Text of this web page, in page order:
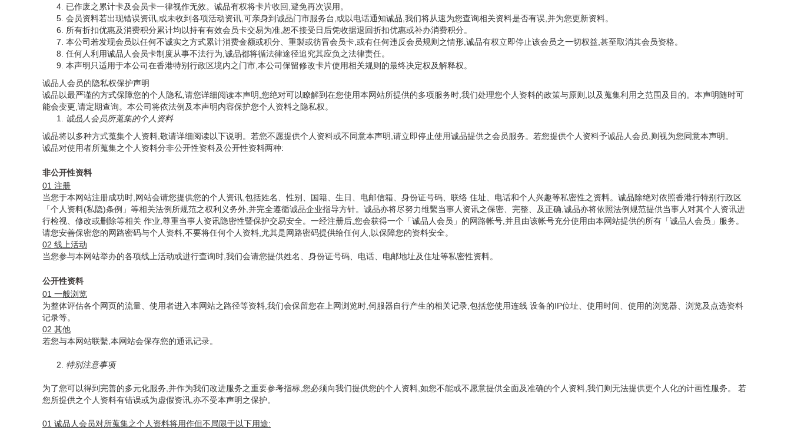
已作废之累计卡及会员卡一律视作无效。诚品有权将卡片收回,避免再次误用。
会员资料若出现错误资讯,或未收到各项活动资讯,可亲身到诚品门市服务台,或以电话通知诚品,我们将从速为您查询相关资料是否有误,并为您更新资料。
所有折扣优惠及消费积分累计均以持有有效会员卡交易为准,恕不接受日后凭收据退回折扣优惠或补办消费积分。
本公司若发现会员以任何不诚实之方式累计消费金额或积分、重製或彷冒会员卡,或有任何违反会员规则之情形,诚品有权立即停止该会员之一切权益,甚至取消其会员资格。
任何人利用诚品人会员卡制度从事不法行为,诚品都将循法律途径追究其应负之法律责任。
本声明只适用于本公司在香港特别行政区境内之门市,本公司保留修改卡片使用相关规则的最终决定权及解释权。
诚品人会员的隐私权保护声明
诚品以最严谨的方式保障您的个人隐私,请您详细阅读本声明,您绝对可以瞭解到在您使用本网站所提供的多项服务时,我们处理您个人资料的政策与原则,以及蒐集利用之范围及目的。本声明随时可
能会变更,请定期查询。本公司将依法例及本声明内容保护您个人资料之隐私权。
诚品人会员所蒐集的个人资料
诚品将以多种方式蒐集个人资料,敬请详细阅读以下说明。若您不愿提供个人资料或不同意本声明,请立即停止使用诚品提供之会员服务。若您提供个人资料予诚品人会员,则视为您同意本声明。
诚品对使用者所蒐集之个人资料分非公开性资料及公开性资料两种:
非公开性资料
01 注册
当您于本网站注册成功时,网站会请您提供您的个人资讯,包括姓名、性别、国籍、生日、电邮信箱、身份证号码、联络 住址、电话和个人兴趣等私密性之资料。诚品除绝对依照香港行特别行政区
「个人资料(私隐)条例」等相关法例所规范之权利义务外,并完全遵循诚品企业指导方针。诚品亦将尽努力维繫当事人资讯之保密、完整、及正确,诚品亦将依照法例规范提供当事人对其个人资讯进
行检视、修改或删除等相关 作业,尊重当事人资讯隐密性暨保护交易安全。一经注册后,您会获得一个「诚品人会员」的网路帐号,并且由该帐号充分使用由本网站提供的所有「诚品人会员」服务。
请您安善保密您的网路密码与个人资料,不要将任何个人资料,尤其是网路密码提供给任何人,以保障您的资料安全。
02 线上活动
当您参与本网站举办的各项线上活动或进行查询时,我们会请您提供姓名、身份证号码、电话、电邮地址及住址等私密性资料。
公开性资料
01 一般浏览
为整体评估各个网页的流量、使用者进入本网站之路径等资料,我们会保留您在上网浏览时,伺服器自行产生的相关记录,包括您使用连线 设备的IP位址、使用时间、使用的浏览器、浏览及点选资料
记录等。
02 其他
若您与本网站联繫,本网站会保存您的通讯记录。
2. 特别注意事项
为了您可以得到完善的多元化服务,并作为我们改进服务之重要参考指标,您必须向我们提供您的个人资料,如您不能或不愿意提供全面及准确的个人资料,我们则无法提供更个人化的计画性服务。 若
您所提供之个人资料有错误或为虚假资讯,亦不受本声明之保护。
01 诚品人会员对所蒐集之个人资料将用作但不局限于以下用途: